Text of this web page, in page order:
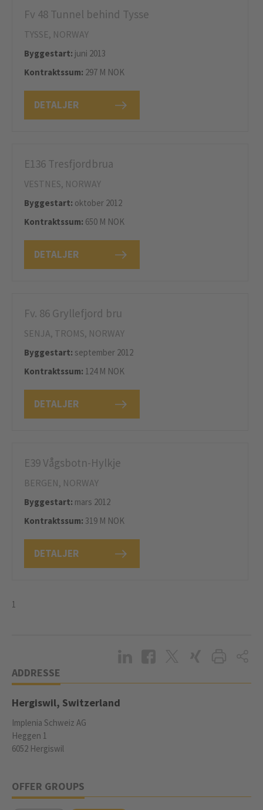
DETALJER
Fv 48 Tunnel behind Tysse
TYSSE, NORWAY
Byggestart: juni 2013
Kontraktssum: 297 M NOK
DETALJER
E136 Tresfjordbrua
VESTNES, NORWAY
Byggestart: oktober 2012
Kontraktssum: 650 M NOK
DETALJER
Fv. 86 Gryllefjord bru
SENJA, TROMS, NORWAY
Byggestart: september 2012
Kontraktssum: 124 M NOK
DETALJER
E39 Vågsbotn-Hylkje
BERGEN, NORWAY
Byggestart: mars 2012
Kontraktssum: 319 M NOK
1
ADDRESSE
Hergiswil, Switzerland
Implenia Schweiz AG
Heggen 1
6052 Hergiswil
OFFER GROUPS